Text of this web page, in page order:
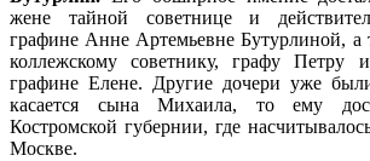
жене тайной советнице и
графине Анне Артемьевне Бутурлиной, а
коллежскому советнику, графу Петру
графине Елене. Другие дочери уже
касается сына Михаила, то ему
Костромской губернии, где
Москве.